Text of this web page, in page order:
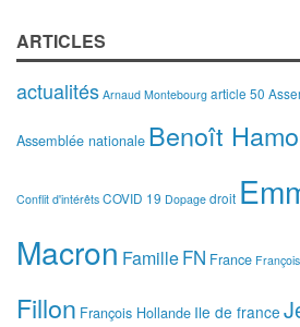
ARTICLES
actualités Arnaud Montebourg article 50
Assemblée nationale Benoît
Conflit d'intérêts COVID 19 Dopage droit
Macron FamilleFN France
Fillon François Hollande Ile de france